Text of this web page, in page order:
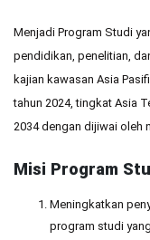
Menjadi Program Studi
pendidikan, penelitian,
kajian kawasan Asia
tahun 2024, tingkat Asia
2034 dengan dijiwai oleh
Misi Program
Meningkatkan
program studi